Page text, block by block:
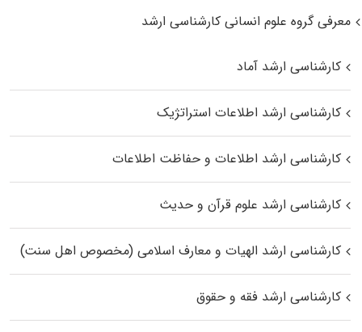
معرفی گروه علوم انسانی کارشناسی ارشد
کارشناسی ارشد آماد
کارشناسی ارشد اطلاعات استراتژیک
کارشناسی ارشد اطلاعات و حفاظت اطلاعات
کارشناسی ارشد علوم قرآن و حدیث
کارشناسی ارشد الهیات و معارف اسلامی (مخصوص اهل سنت)
کارشناسی ارشد فقه و حقوق